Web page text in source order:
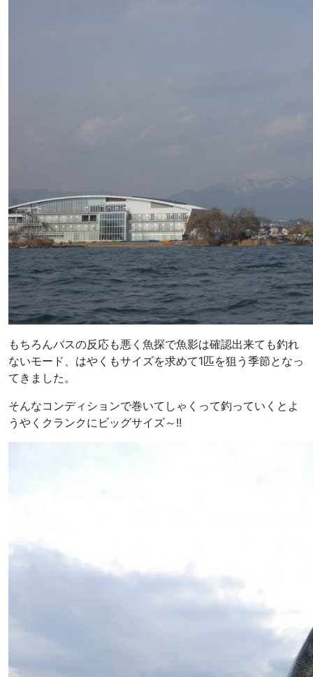
もちろんバスの反応も悪く魚探で魚影は確認出来ても釣れ
ないモード、はやくもサイズを求めて1匹を狙う季節となっ
てきました。
そんなコンディションで巻いてしゃくって釣っていくとよ
うやくクランクにビッグサイズ～!!